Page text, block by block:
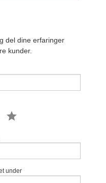
del dine erfaringer
kunder.
5 star
under